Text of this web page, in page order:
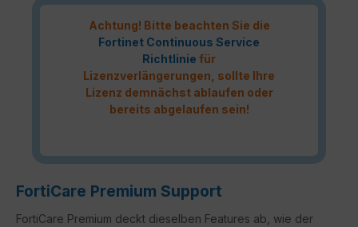
Achtung! Bitte beachten Sie die
Fortinet Continuous Service
Richtlinie für
Lizenzverlängerungen, sollte Ihre
Lizenz demnächst ablaufen oder
bereits abgelaufen sein!
FortiCare Premium Support
FortiCare Premium deckt dieselben Features ab, wie der